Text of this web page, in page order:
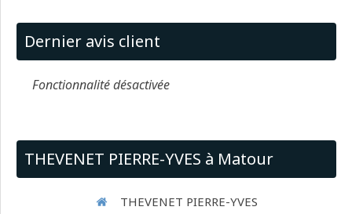
Dernier avis client
Fonctionnalité désactivée
THEVENET PIERRE-YVES à Matour
THEVENET PIERRE-YVES